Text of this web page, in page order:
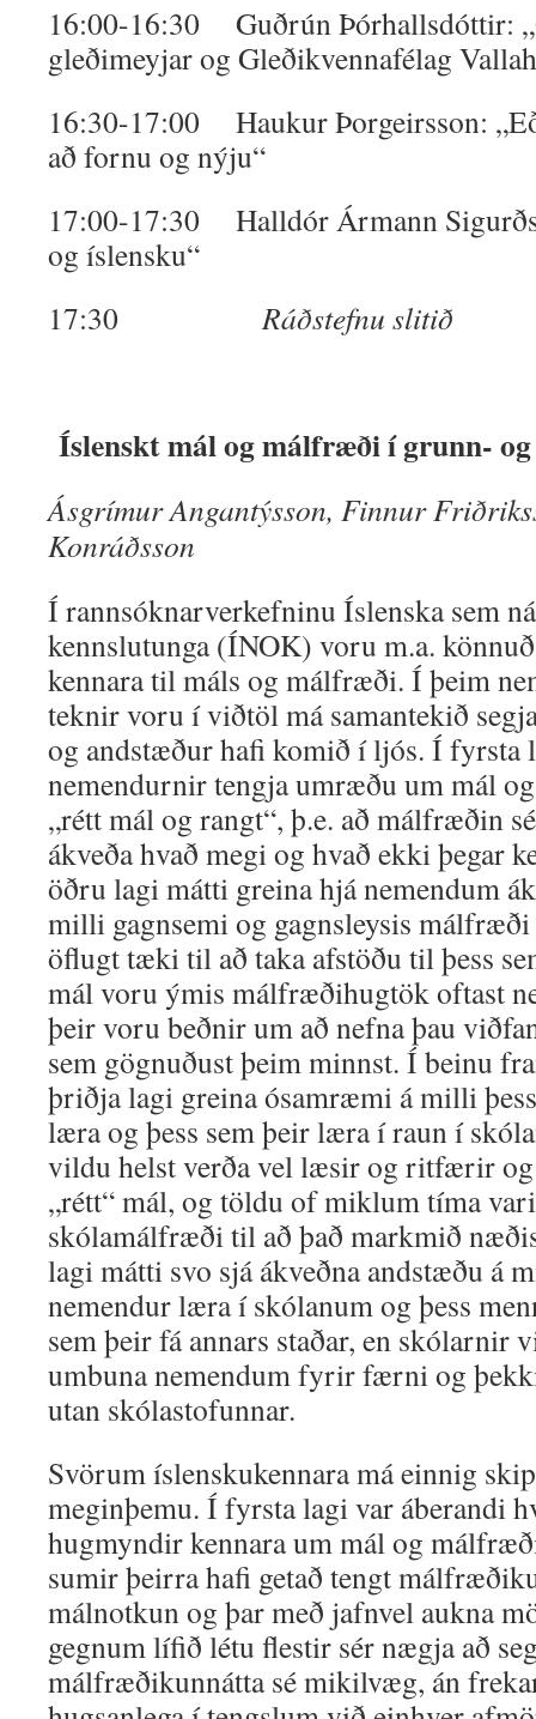
16:00-16:30 Guðrún Þórhallsdóttir:
gleðimeyjar og Gleðikvennafélag
16:30-17:00 Haukur Þorgeirsson:
að fornu og nýju“
17:00-17:30 Halldór Ármann
og íslensku“
17:30Ráðstefnu slitið
Íslenskt mál og málfræði í grunn-
Ásgrímur Angantýsson, Finnur
Konráðsson
Í rannsóknarverkefninu Íslenska sem
kennslutunga (ÍNOK) voru m.a.
kennara til máls og málfræði. Í þeim
teknir voru í viðtöl má samantekið
og andstæður hafi komið í ljós. Í fyrsta
nemendurnir tengja umræðu um mál
„rétt mál og rangt“, þ.e. að málfræðin
ákveða hvað megi og hvað ekki þegar
öðru lagi mátti greina hjá nemendum
milli gagnsemi og gagnsleysis
öflugt tæki til að taka afstöðu til þess
mál voru ýmis málfræðihugtök oftast
þeir voru beðnir um að nefna þau
sem gögnuðust þeim minnst. Í beinu
þriðja lagi greina ósamræmi á milli
læra og þess sem þeir læra í raun í
vildu helst verða vel læsir og ritfærir og
„rétt“ mál, og töldu of miklum tíma
skólamálfræði til að það markmið
lagi mátti svo sjá ákveðna andstæðu á
nemendur læra í skólanum og þess
sem þeir fá annars staðar, en skólarnir
umbuna nemendum fyrir færni og
utan skólastofunnar.
Svörum íslenskukennara má einnig
meginþemu. Í fyrsta lagi var áberandi
hugmyndir kennara um mál og
sumir þeirra hafi getað tengt
málnotkun og þar með jafnvel aukna
gegnum lífið létu flestir sér nægja að
málfræðikunnátta sé mikilvæg, án